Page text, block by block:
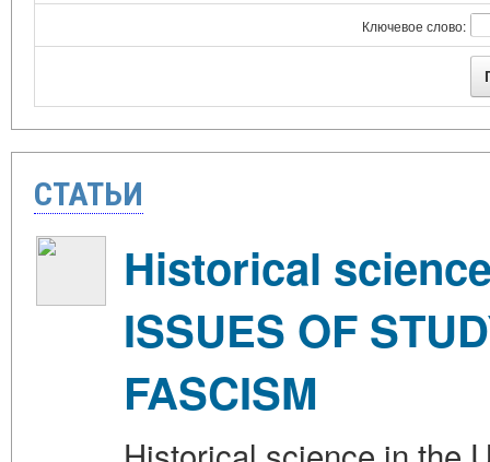
Ключевое слово:
СТАТЬИ
Historical
ISSUES OF
FASCISM